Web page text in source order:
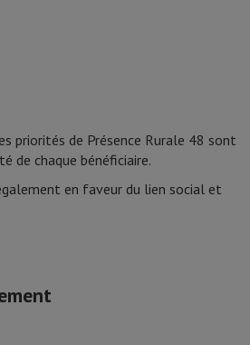
priorités de Présence Rurale 48 sont
de chaque bénéficiaire.
en faveur du lien social et